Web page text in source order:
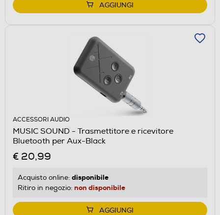
AGGIUNGI
ACCESSORI AUDIO
MUSIC SOUND - Trasmettitore e ricevitore
Bluetooth per Aux-Black
€ 20,99
Acquisto online: disponibile
Ritiro in negozio: non disponibile
AGGIUNGI